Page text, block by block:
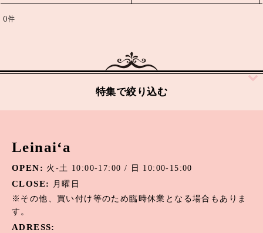
表示数
絞り込む
0件
特集で絞り込む
アマゾナイト
アメジスト
オニキス
オパール
Leinai‘a
OPEN: 火-土 10:00-17:00 / 日 10:00-15:00
CLOSE:
月曜日
※その他、買い付け等のため臨時休業となる場合もありま
す。
ADRESS: